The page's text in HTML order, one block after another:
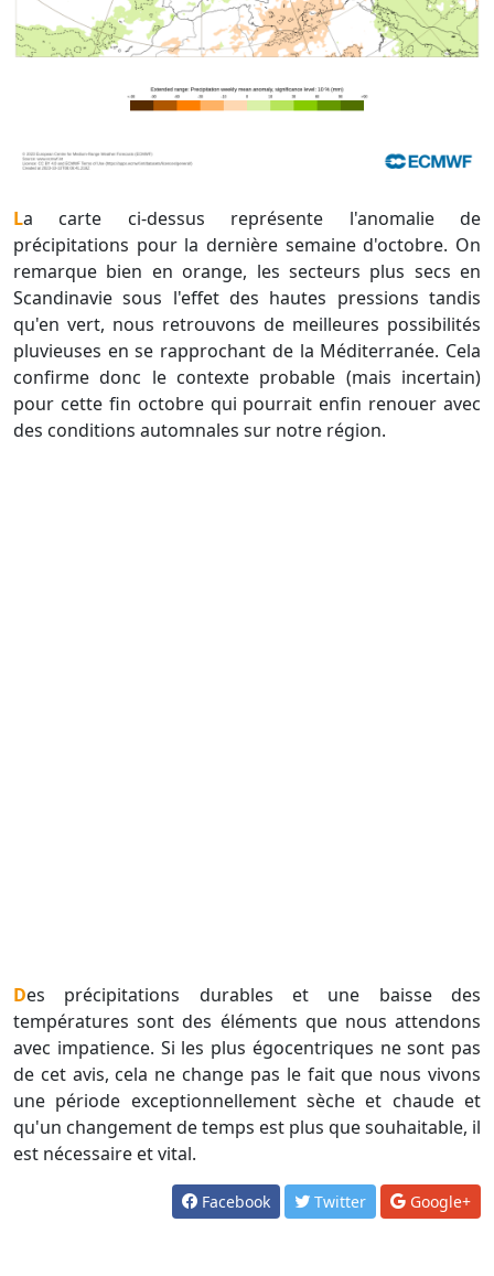
La carte ci-dessus représente l'anomalie de
précipitations pour la dernière semaine d'octobre. On
remarque bien en orange, les secteurs plus secs en
Scandinavie sous l'effet des hautes pressions tandis
qu'en vert, nous retrouvons de meilleures possibilités
pluvieuses en se rapprochant de la Méditerranée. Cela
confirme donc le contexte probable (mais incertain)
pour cette fin octobre qui pourrait enfin renouer avec
des conditions automnales sur notre région.
Des précipitations durables et une baisse des
températures sont des éléments que nous attendons
avec impatience. Si les plus égocentriques ne sont pas
de cet avis, cela ne change pas le fait que nous vivons
une période exceptionnellement sèche et chaude et
qu'un changement de temps est plus que souhaitable, il
est nécessaire et vital.
Facebook Twitter Google+